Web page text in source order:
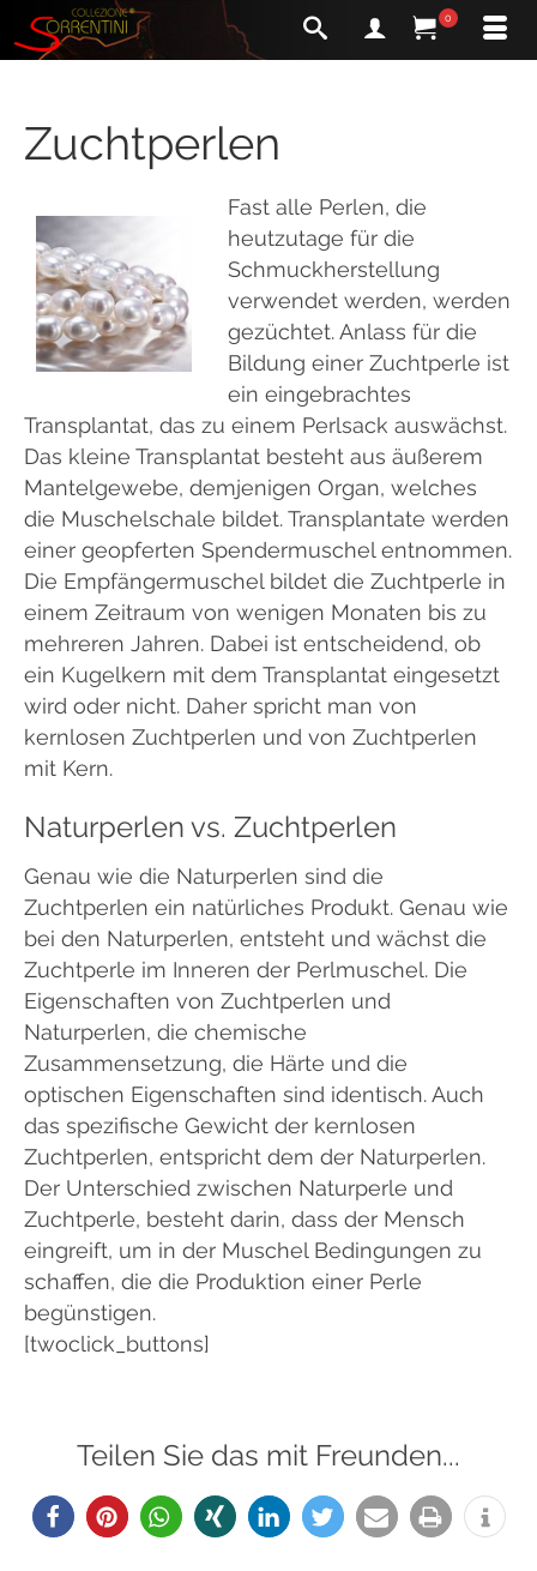
0
Zuchtperlen
Fast alle Perlen, die
heutzutage für die
Schmuckherstellung
verwendet werden, werden
gezüchtet. Anlass für die
Bildung einer Zuchtperle ist
ein eingebrachtes
Transplantat, das zu einem Perlsack auswächst.
Das kleine Transplantat besteht aus äußerem
Mantelgewebe, demjenigen Organ, welches
die Muschelschale bildet. Transplantate werden
einer geopferten Spendermuschel entnommen.
Die Empfängermuschel bildet die Zuchtperle in
einem Zeitraum von wenigen Monaten bis zu
mehreren Jahren. Dabei ist entscheidend, ob
ein Kugelkern mit dem Transplantat eingesetzt
wird oder nicht. Daher spricht man von
kernlosen Zuchtperlen und von Zuchtperlen
mit Kern.
Naturperlen vs. Zuchtperlen
Genau wie die Naturperlen sind die
Zuchtperlen ein natürliches Produkt. Genau wie
bei den Naturperlen, entsteht und wächst die
Zuchtperle im Inneren der Perlmuschel. Die
Eigenschaften von Zuchtperlen und
Naturperlen, die chemische
Zusammensetzung, die Härte und die
optischen Eigenschaften sind identisch. Auch
das spezifische Gewicht der kernlosen
Zuchtperlen, entspricht dem der Naturperlen.
Der Unterschied zwischen Naturperle und
Zuchtperle, besteht darin, dass der Mensch
eingreift, um in der Muschel Bedingungen zu
schaffen, die die Produktion einer Perle
begünstigen.
[twoclick_buttons]
Teilen Sie das mit Freunden...